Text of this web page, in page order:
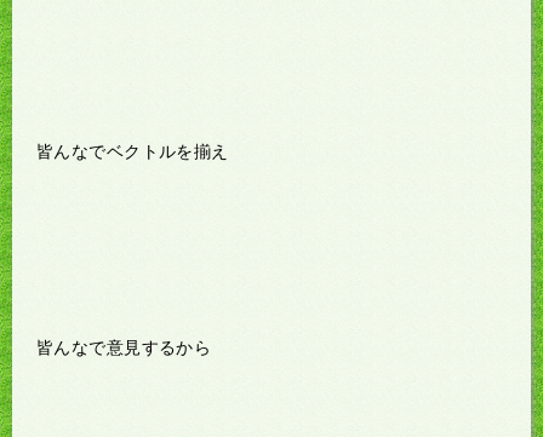
皆んなでベクトルを揃え
皆んなで意見するから